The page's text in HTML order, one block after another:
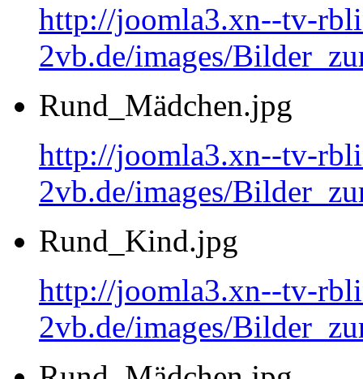
http://joomla3.xn--tv-
2vb.de/images/
Rund_Mädchen.jpg
http://joomla3.xn--tv-
2vb.de/images/
Rund_Kind.jpg
http://joomla3.xn--tv-
2vb.de/images/